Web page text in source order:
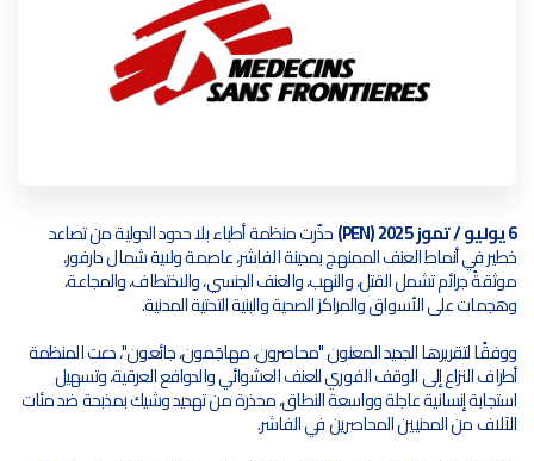
6 يوليو / تموز 2025 (PEN) حذّرت منظمة أطباء بلا حدود الدولية من تصاعد
خطير في أنماط العنف الممنهج بمدينة الفاشر، عاصمة ولاية شمال دارفور،
موثقةً جرائم تشمل القتل، والنهب، والعنف الجنسي، والاختطاف، والمجاعة،
وهجمات على الأسواق والمراكز الصحية والبنية التحتية المدنية.
ووفقًا لتقريرها الجديد المعنون "محاصرون، مهاجَمون، جائعون"، دعت المنظمة
أطراف النزاع إلى الوقف الفوري للعنف العشوائي والدوافع العرقية، وتسهيل
استجابة إنسانية عاجلة وواسعة النطاق، محذرة من تهديد وشيك بمذبحة ضد مئات
الآلاف من المدنيين المحاصرين في الفاشر.